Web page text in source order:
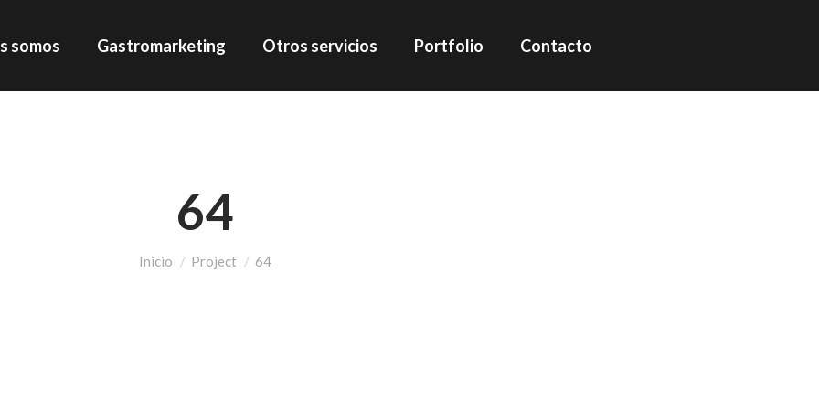
somos Gastromarketing Otros servicios Portfolio Contacto
64
Estás aquí:
Inicio Project 64